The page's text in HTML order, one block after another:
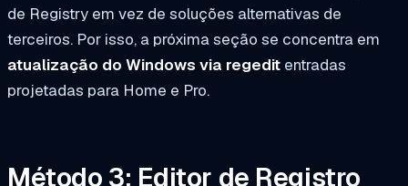
de Registry em vez de soluções alternativas de
terceiros. Por isso, a próxima seção se concentra em
atualização do Windows via regedit entradas
projetadas para Home e Pro.
Método 3: Editor de Registro